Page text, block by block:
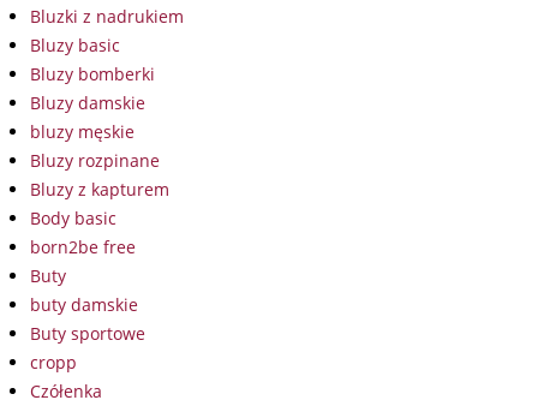
Bluzki z nadrukiem
Bluzy basic
Bluzy bomberki
Bluzy damskie
bluzy męskie
Bluzy rozpinane
Bluzy z kapturem
Body basic
born2be free
Buty
buty damskie
Buty sportowe
cropp
Czółenka